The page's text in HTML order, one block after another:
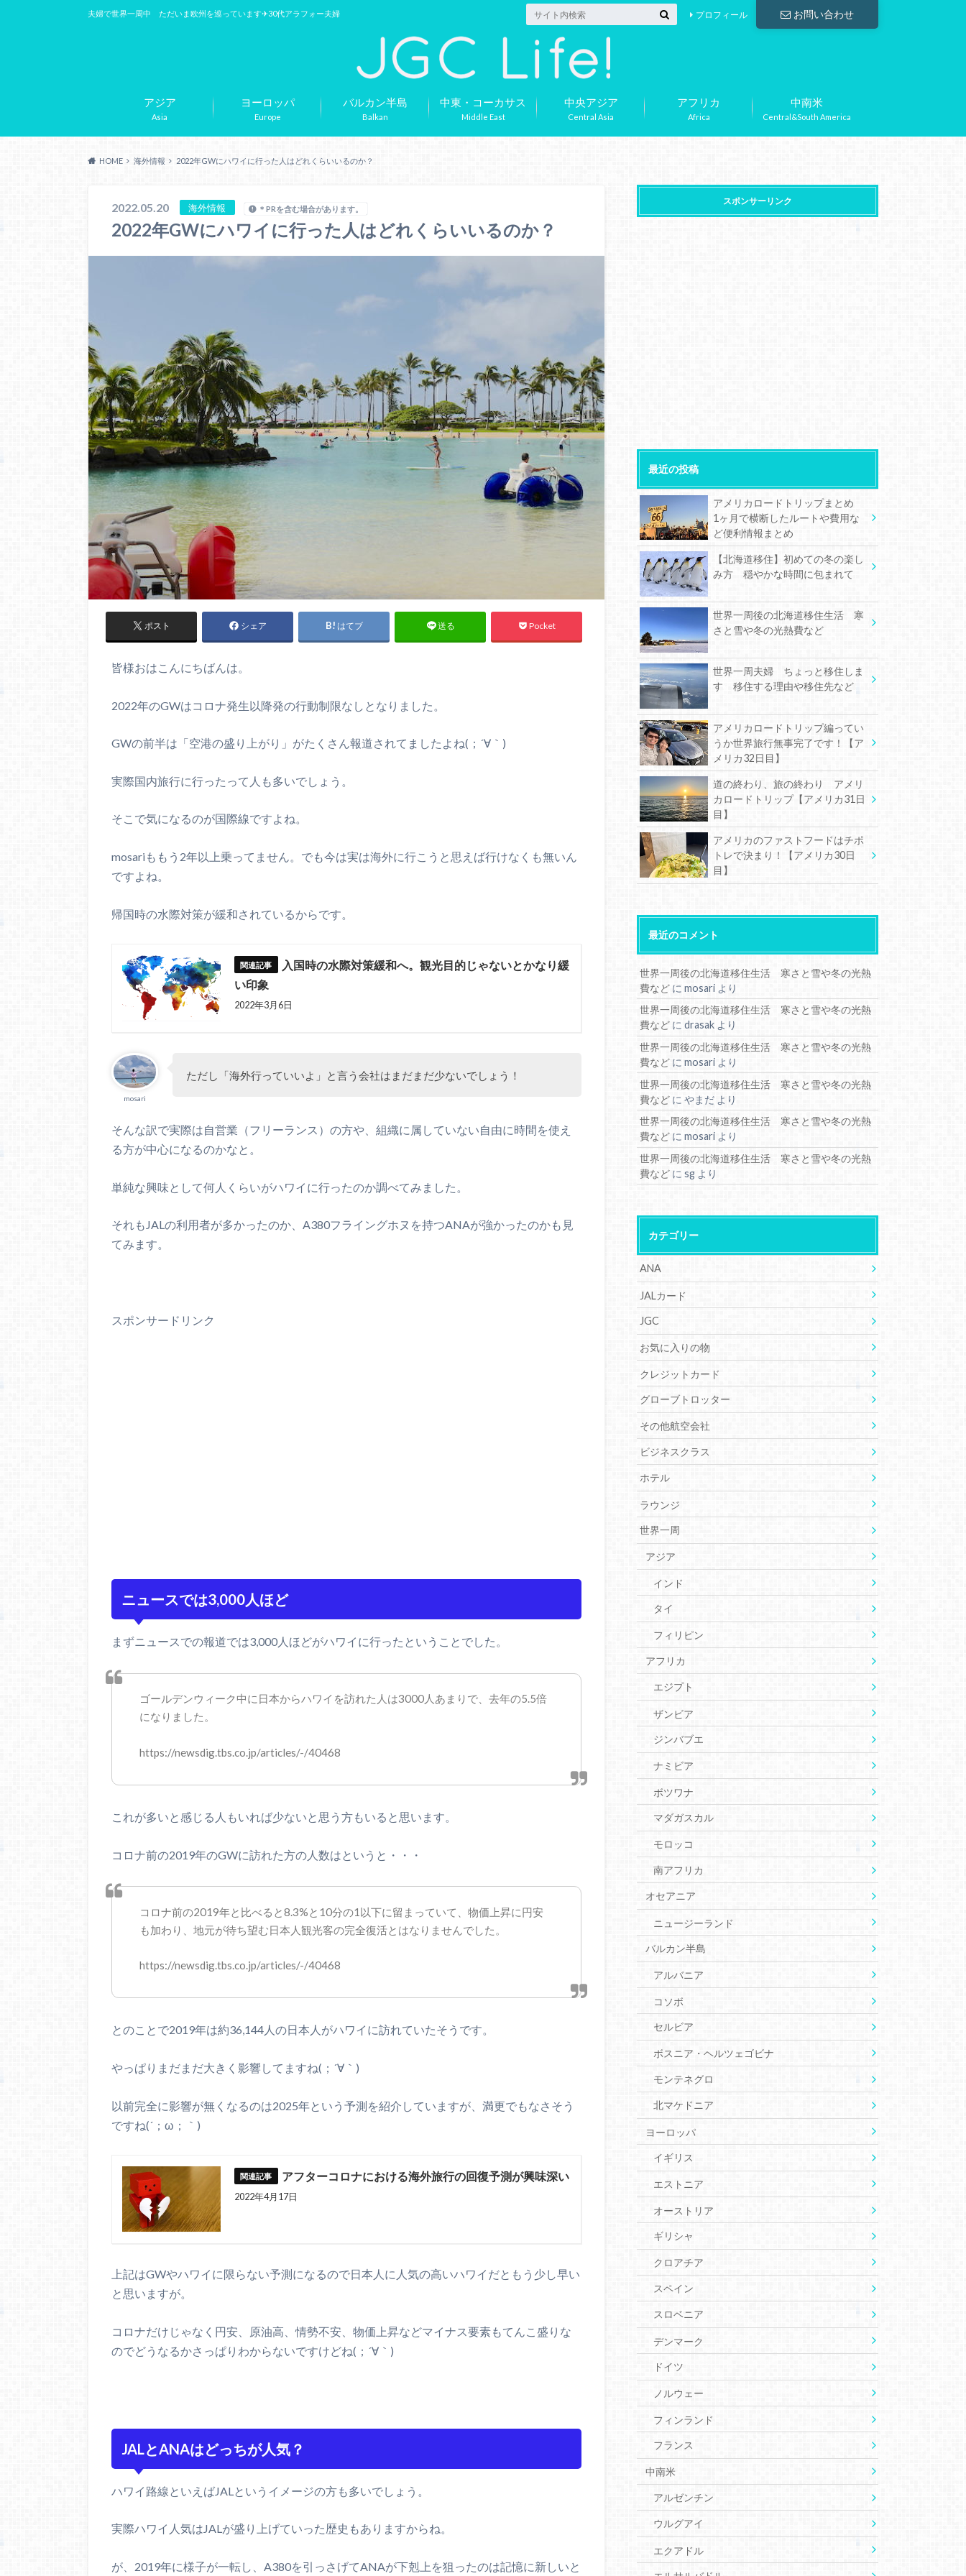
夫婦で世界一周中 ただいま欧州を巡っています✈︎30代アラフォー夫婦 お問い合わせ
プロフィール
Asia
アジア
Europe
ヨーロッパ
Balkan
バルカン半島
Middle East
中東・コーカサス
Central Asia
中央アジア
Africa
アフリカ
Central&South America
中南米
HOME 海外情報 2022年GWにハワイに行った人はどれくらいいるのか？
2022.05.20 海外情報 ＊PRを含む場合があります。
2022年GWにハワイに行った人はどれくらいいるのか？
ポスト シェア はてブ 送る Pocket
皆様おはこんにちばんは。
2022年のGWはコロナ発生以降発の行動制限なしとなりました。
GWの前半は「空港の盛り上がり」がたくさん報道されてましたよね(；´∀｀)
実際国内旅行に行ったって人も多いでしょう。
そこで気になるのが国際線ですよね。
mosariももう2年以上乗ってません。でも今は実は海外に行こうと思えば行けなくも無いん
ですよね。
帰国時の水際対策が緩和されているからです。
入国時の水際対策緩和へ。観光目的じゃないとかなり緩
い印象
2022年3月6日
mosari
ただし「海外行っていいよ」と言う会社はまだまだ少ないでしょう！
そんな訳で実際は自営業（フリーランス）の方や、組織に属していない自由に時間を使え
る方が中心になるのかなと。
単純な興味として何人くらいがハワイに行ったのか調べてみました。
それもJALの利用者が多かったのか、A380フライングホヌを持つANAが強かったのかも見
てみます。
スポンサードリンク
ニュースでは3,000人ほど
まずニュースでの報道では3,000人ほどがハワイに行ったということでした。
ゴールデンウィーク中に日本からハワイを訪れた人は3000人あまりで、去年の5.5倍
になりました。
https://newsdig.tbs.co.jp/articles/-/40468
これが多いと感じる人もいれば少ないと思う方もいると思います。
コロナ前の2019年のGWに訪れた方の人数はというと・・・
コロナ前の2019年と比べると8.3%と10分の1以下に留まっていて、物価上昇に円安
も加わり、地元が待ち望む日本人観光客の完全復活とはなりませんでした。
https://newsdig.tbs.co.jp/articles/-/40468
とのことで2019年は約36,144人の日本人がハワイに訪れていたそうです。
やっぱりまだまだ大きく影響してますね(；´∀｀)
以前完全に影響が無くなるのは2025年という予測を紹介していますが、満更でもなさそう
ですね(´；ω；｀)
アフターコロナにおける海外旅行の回復予測が興味深い
2022年4月17日
上記はGWやハワイに限らない予測になるので日本人に人気の高いハワイだともう少し早い
と思いますが。
コロナだけじゃなく円安、原油高、情勢不安、物価上昇などマイナス要素もてんこ盛りな
のでどうなるかさっぱりわからないですけどね(；´∀｀)
JALとANAはどっちが人気？
ハワイ路線といえばJALというイメージの方も多いでしょう。
実際ハワイ人気はJALが盛り上げていった歴史もありますからね。
が、2019年に様子が一転し、A380を引っさげてANAが下剋上を狙ったのは記憶に新しいと
スポンサーリンク
最近の投稿
アメリカロードトリップまとめ
1ヶ月で横断したルートや費用な
ど便利情報まとめ
【北海道移住】初めての冬の楽し
み方 穏やかな時間に包まれて
世界一周後の北海道移住生活 寒
さと雪や冬の光熱費など
世界一周夫婦 ちょっと移住しま
す 移住する理由や移住先など
アメリカロードトリップ編ってい
うか世界旅行無事完了です！【ア
メリカ32日目】
道の終わり、旅の終わり アメリ
カロードトリップ【アメリカ31日
目】
アメリカのファストフードはチポ
トレで決まり！【アメリカ30日
目】
最近のコメント
世界一周後の北海道移住生活 寒さと雪や冬の光熱
費など にmosari より
世界一周後の北海道移住生活 寒さと雪や冬の光熱
費など にdrasak より
世界一周後の北海道移住生活 寒さと雪や冬の光熱
費など にmosari より
世界一周後の北海道移住生活 寒さと雪や冬の光熱
費など にやまだ より
世界一周後の北海道移住生活 寒さと雪や冬の光熱
費など にmosari より
世界一周後の北海道移住生活 寒さと雪や冬の光熱
費など にsg より
カテゴリー
ANA
JALカード
JGC
お気に入りの物
クレジットカード
グローブトロッター
その他航空会社
ビジネスクラス
ホテル
ラウンジ
世界一周
アジア
インド
タイ
フィリピン
アフリカ
エジプト
ザンビア
ジンバブエ
ナミビア
ボツワナ
マダガスカル
モロッコ
南アフリカ
オセアニア
ニュージーランド
バルカン半島
アルバニア
コソボ
セルビア
ボスニア・ヘルツェゴビナ
モンテネグロ
北マケドニア
ヨーロッパ
イギリス
エストニア
オーストリア
ギリシャ
クロアチア
スペイン
スロベニア
デンマーク
ドイツ
ノルウェー
フィンランド
フランス
中南米
アルゼンチン
ウルグアイ
エクアドル